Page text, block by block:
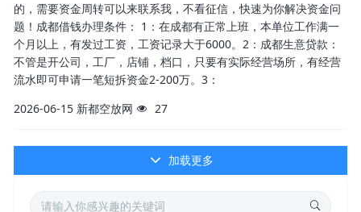
的，需要资金周转可以来联系我，不看征信，快速为你解决资金问
题！成都借钱办理条件： 1：在成都有正常上班，本单位工作满一
个月以上，有发过工资，工资记录大于6000。2：成都生意贷款：
不管是开公司，工厂，店铺，档口，只要有实际经营场所，有经营
流水即可申请一笔短拆资金2-200万。3：
2026-06-15 新都空放网 27
加载更多